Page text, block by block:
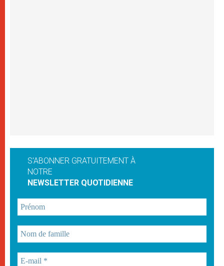
S'ABONNER GRATUITEMENT À
NOTRE
NEWSLETTER QUOTIDIENNE